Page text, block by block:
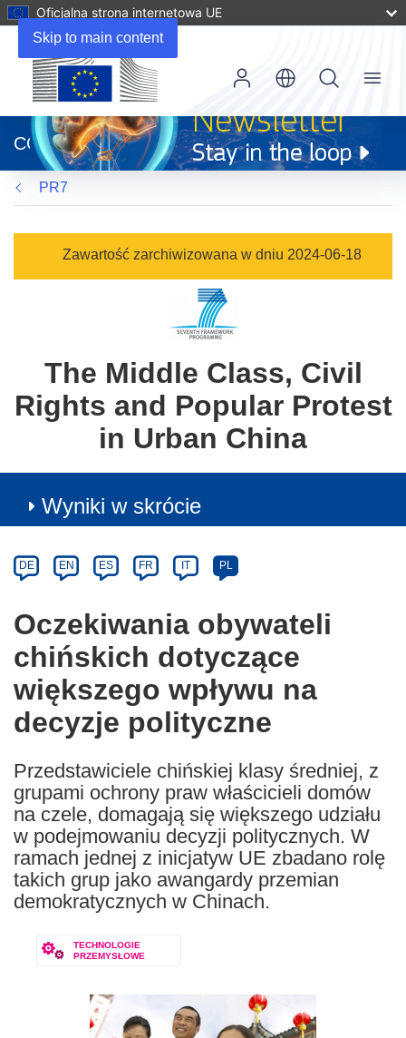
Skip to main content
Oficjalna strona internetowa UE
otworzy
się
w
nowym
oknie)
CORDIS
Menu
PR7
Zawartość zarchiwizowana w dniu 2024-06-18
The Middle Class, Civil
Rights and Popular Protest
in Urban China
Wyniki w skrócie
Category
Article
available
the
following
languages:
DE EN ES FR IT PL
Oczekiwania obywateli
chińskich dotyczące
większego wpływu na
decyzje polityczne
Przedstawiciele chińskiej klasy średniej, z
grupami ochrony praw właścicieli domów
na czele, domagają się większego udziału
w podejmowaniu decyzji politycznych. W
ramach jednej z inicjatyw UE zbadano rolę
takich grup jako awangardy przemian
demokratycznych w Chinach.
TECHNOLOGIE
PRZEMYSŁOWE